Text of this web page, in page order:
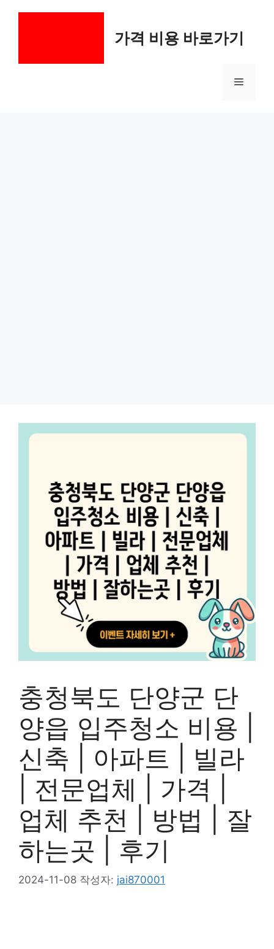
가격 비용 바로가기
메
충청북도 단양군 단
양읍 입주청소 비용 |
신축 | 아파트 | 빌라
| 전문업체 | 가격 |
업체 추천 | 방법 | 잘
하는곳 | 후기
2024-11-08 작성자: jai870001